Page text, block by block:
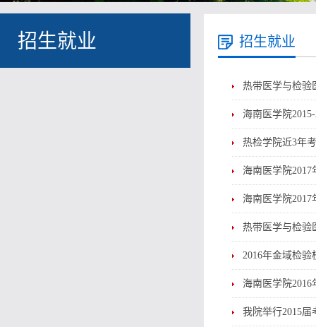
招生就业 招生就业
热带医学与检验
海南医学院
热检学院近3年
海南医学院
海南医学院2017
热带医学与检验
2016年金域检验
海南医学院2016
我院举行2015